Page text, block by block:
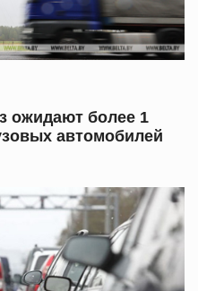
ожидают более 1
автомобилей